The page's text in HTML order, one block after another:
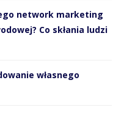
network marketing
Co skłania ludzi
własnego